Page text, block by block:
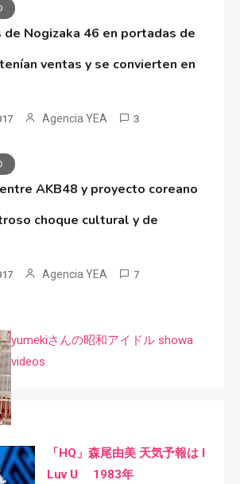
Nogizaka 46 en portadas de
ventas y se convierten en
Agencia YEA 3
AKB48 y proyecto coreano
choque cultural y de
Agencia YEA 7
yumekiさんの昭和アイドル showa
videos
「HQ」森尾由美 天気予報は I
Luv U 1983年